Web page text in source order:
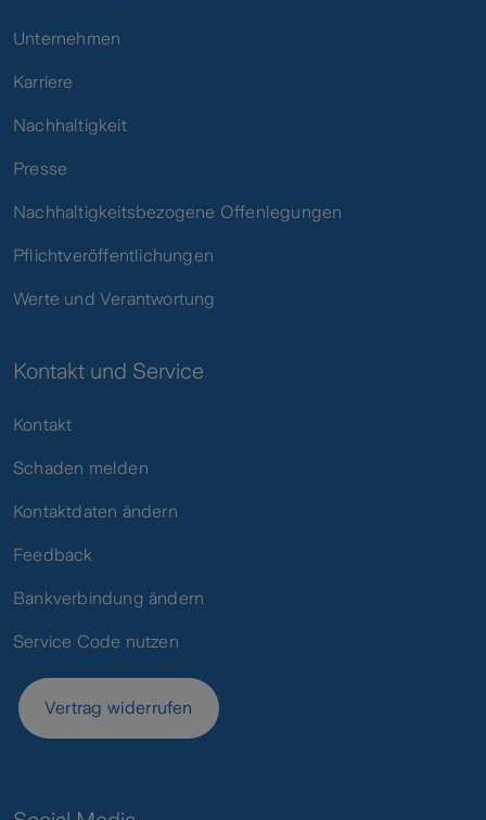
Unternehmen
Karriere
Nachhaltigkeit
Presse
Nachhaltigkeitsbezogene Offenlegungen
Pflichtveröffentlichungen
Werte und Verantwortung
Kontakt und Service
Kontakt
Schaden melden
Kontaktdaten ändern
Feedback
Bankverbindung ändern
Service Code nutzen
Vertrag widerrufen